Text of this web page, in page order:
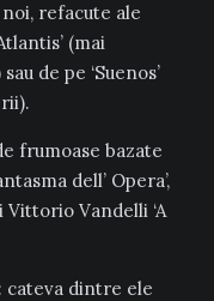
refacute ale
(mai
de pe ‘Suenos’
frumoase bazate
dell’ Opera’,
Vittorio Vandelli ‘A
cateva dintre ele